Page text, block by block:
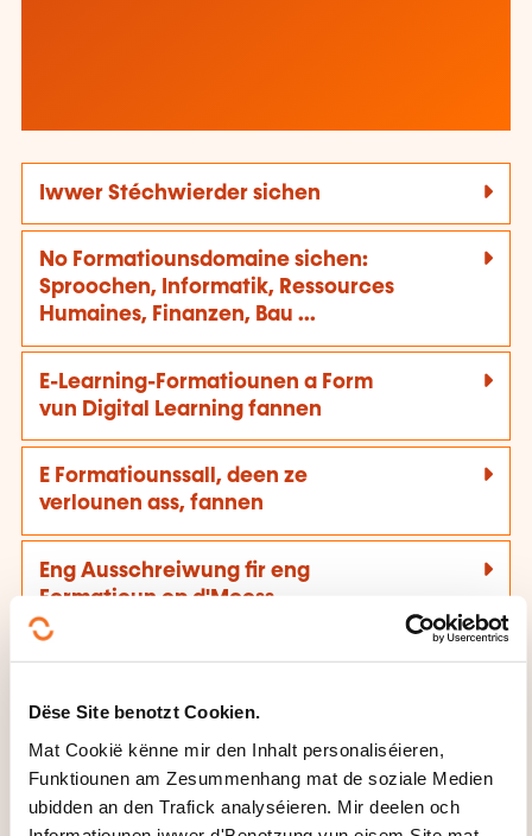
Dëse Site benotzt Cookien.
Mat Cookië kënne mir den Inhalt personaliséieren,
Funktiounen am Zesummenhang mat de soziale Medien
ubidden an den Trafick analyséieren. Mir deelen och
Iwwer Stéchwierder sichen
No Formatiounsdomaine sichen:
Sproochen, Informatik, Ressources
Humaines, Finanzen, Bau ...
E-Learning-Formatiounen a Form
vun Digital Learning fannen
E Formatiounssall, deen ze
verlounen ass, fannen
Eng Ausschreiwung fir eng
Formatioun op d'Mooss
verëffentlechen
Entreprisen, déi Formatiounen
akafen, aschreiwen